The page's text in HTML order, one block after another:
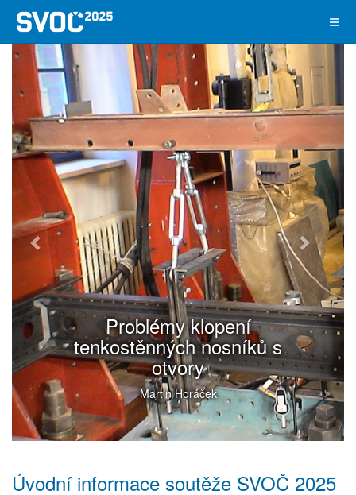
Problémy klopení
tenkostěnných nosníků s
otvory
Martin Horáček
Předchozí Další
Úvodní informace soutěže SVOČ 2025